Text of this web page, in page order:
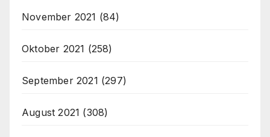
November 2021 (84)
Oktober 2021 (258)
September 2021 (297)
August 2021 (308)